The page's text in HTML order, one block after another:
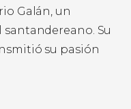
Galán, un
Su
su pasión